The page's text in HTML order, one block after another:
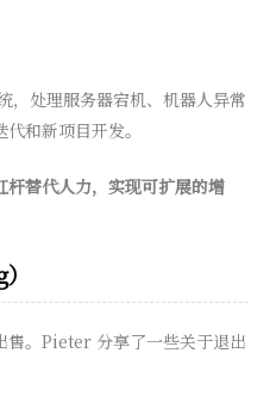
，处理服务器宕机、机器人异常
和新项目开发。
杆替代人力，实现可扩展的增
售。Pieter 分享了一些关于退出